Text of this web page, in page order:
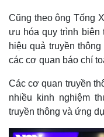
Thế giới
Cũng theo ông Tống
ưu hóa quy trình biên
hiệu quả truyền
các cơ quan báo chí
Các cơ quan truyền
nhiều kinh nghiệm
truyền thông và ứng